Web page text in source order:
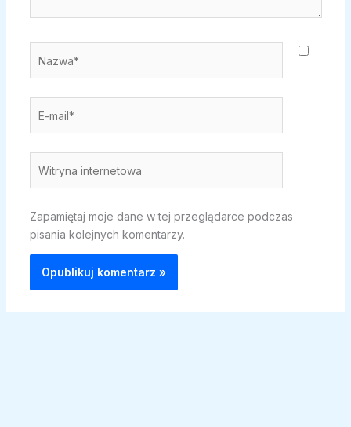
mail*
internetowa
Zapamiętaj moje dane w tej przeglądarce podczas
pisania kolejnych komentarzy.